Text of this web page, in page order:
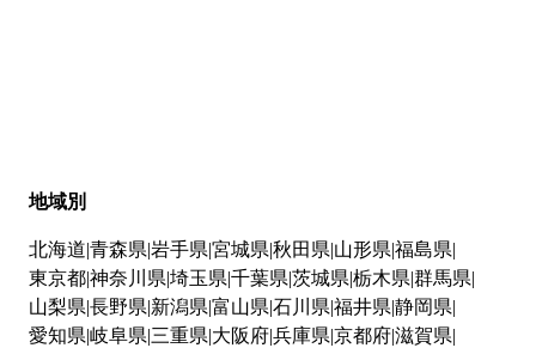
地域別
北海道 青森県 岩手県 宮城県 秋田県 山形県 福島県
東京都神奈川県 埼玉県 千葉県 茨城県 栃木県 群馬県
山梨県 長野県 新潟県 富山県 石川県 福井県 静岡県
愛知県 岐阜県 三重県 大阪府兵庫県 京都府滋賀県